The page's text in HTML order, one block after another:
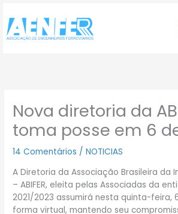
para
conteúdo
Nova diretoria da
toma posse em 6
14 Comentários /NOTICIAS
A Diretoria da Associação Brasileira da
– ABIFER, eleita pelas Associadas da
2021/2023 assumirá nesta quinta-feira,
forma virtual, mantendo seu